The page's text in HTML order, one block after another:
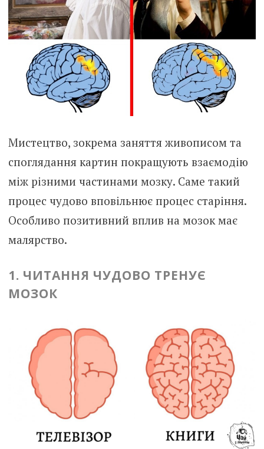
Мистецтво, зокрема заняття живописом та
споглядання картин покращують взаємодію
між різними частинами мозку. Саме такий
процес чудово вповільнює процес старіння.
Особливо позитивний вплив на мозок має
малярство.
1. ЧИТАННЯ ЧУДОВО ТРЕНУЄ
МОЗОК